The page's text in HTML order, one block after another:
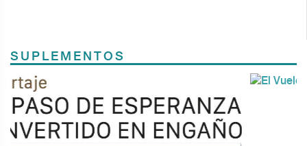
SUPLEMENTOS
Previous Next
TODOS LOS SUPLEMENTOS